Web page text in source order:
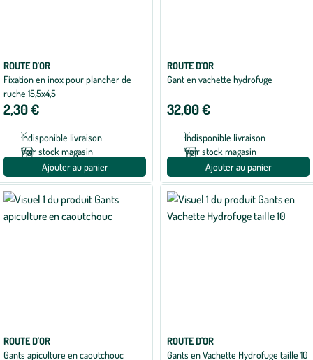
ROUTE D'OR
Fixation en inox pour plancher de
ruche 15,5x4,5
2,30 €
Indisponible livraison
Voir stock magasin
Ajouter au panier
ROUTE D'OR
Gant en vachette hydrofuge
32,00 €
Indisponible livraison
Voir stock magasin
Ajouter au panier
ROUTE D'OR
Gants apiculture en caoutchouc
ROUTE D'OR
Gants en Vachette Hydrofuge taille 10